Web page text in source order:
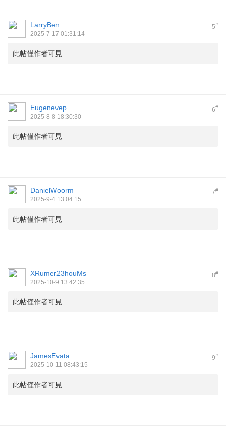
5#
LarryBen
2025-7-17 01:31:14
此帖僅作者可見
6#
Eugenevep
2025-8-8 18:30:30
此帖僅作者可見
7#
DanielWoorm
2025-9-4 13:04:15
此帖僅作者可見
8#
XRumer23houMs
2025-10-9 13:42:35
此帖僅作者可見
9#
JamesEvata
2025-10-11 08:43:15
此帖僅作者可見